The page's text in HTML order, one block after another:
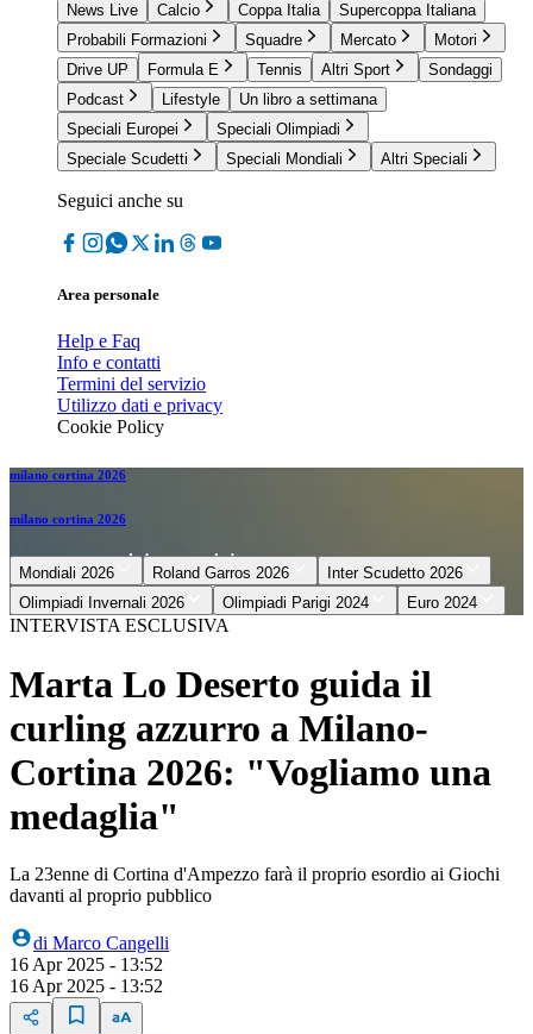
News Live
Calcio Coppa Italia
Supercoppa Italiana
Probabili Formazioni
Squadre Mercato
Motori
Drive UP
Formula E Tennis Altri Sport
Sondaggi
Podcast
Lifestyle
Un libro a settimana
Speciali Europei
Speciali Olimpiadi
Speciale Scudetti
Speciali Mondiali Altri Speciali
Seguici anche su
Area personale
Help e Faq
Info e contatti
Termini del servizio
Utilizzo dati e privacy
Cookie Policy
milano cortina 2026
milano cortina 2026
Mondiali 2026 Roland Garros 2026
Inter Scudetto 2026
Olimpiadi Invernali 2026
Olimpiadi Parigi 2024 Euro 2024
INTERVISTA ESCLUSIVA
Marta Lo Deserto guida il
curling azzurro a Milano-
Cortina 2026: "Vogliamo una
medaglia"
La 23enne di Cortina d'Ampezzo farà il proprio esordio ai Giochi
davanti al proprio pubblico
di Marco Cangelli
16 Apr 2025 - 13:52
16 Apr 2025 - 13:52